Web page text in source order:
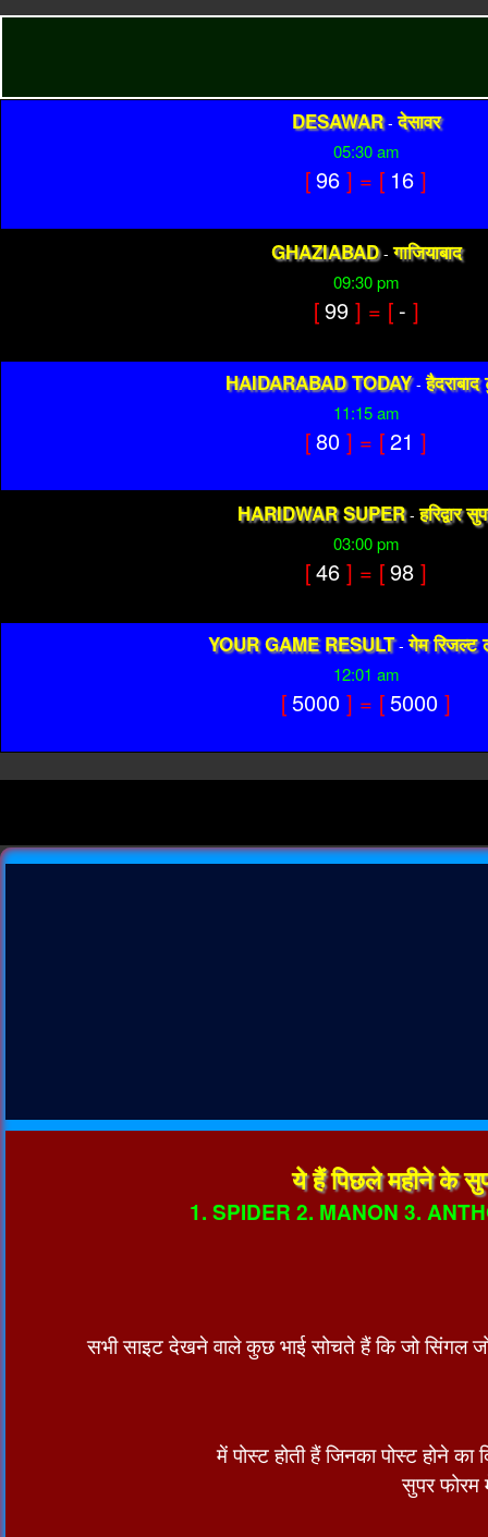
DESAWAR - देसावर
05:30 am
[96 ] = [ 16 ]
GHAZIABAD - गाजियाबाद
09:30 pm
[99 ] = [ - ]
HAIDARABAD TODAY -
11:15 am
[80 ] = [21 ]
HARIDWAR SUPER - हरिद्वार
03:00 pm
[46 ] = [98 ]
YOUR GAME RESULT - गेम रिजल्ट
12:01 am
[5000 ] = [5000 ]
ये हैं पिछले महीने के
1. SPIDER 2. MANON 3.
सभी साइट देखने वाले कुछ भाई सोचते हैं कि जो सिंगल
में पोस्ट होती हैं जिनका पोस्ट होने
सुपर फोरम